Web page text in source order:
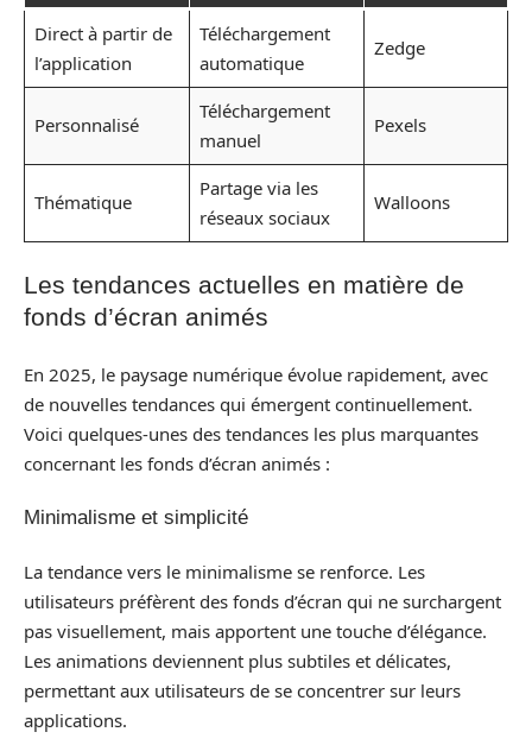
Direct à partir de
l’application
Téléchargement
automatique
Zedge
Personnalisé
Téléchargement
manuel
Pexels
Thématique
Partage via les
réseaux sociaux
Walloons
Les tendances actuelles en matière de
fonds d’écran animés
En 2025, le paysage numérique évolue rapidement, avec
de nouvelles tendances qui émergent continuellement.
Voici quelques-unes des tendances les plus marquantes
concernant les fonds d’écran animés :
Minimalisme et simplicité
La tendance vers le minimalisme se renforce. Les
utilisateurs préfèrent des fonds d’écran qui ne surchargent
pas visuellement, mais apportent une touche d’élégance.
Les animations deviennent plus subtiles et délicates,
permettant aux utilisateurs de se concentrer sur leurs
applications.